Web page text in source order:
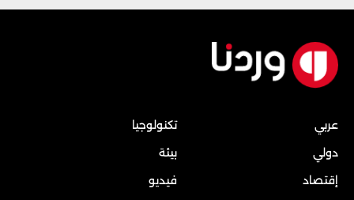
عربي
دولي
إقتصاد
تكنولوجيا
بيئة
فيديو